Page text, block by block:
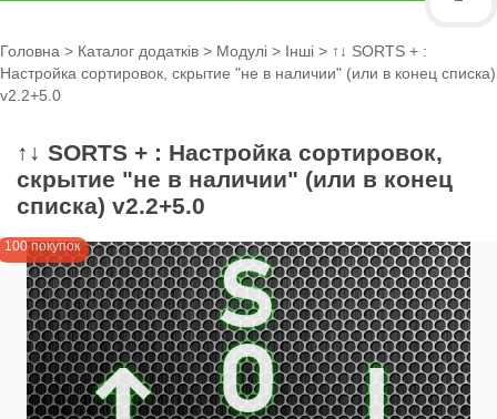
Головна > Каталог додатків > Модулі > Інші > ↑↓ SORTS + :
Настройка сортировок, скрытие "не в наличии" (или в конец списка)
v2.2+5.0
↑↓ SORTS + : Настройка сортировок,
скрытие "не в наличии" (или в конец
списка) v2.2+5.0
100 покупок